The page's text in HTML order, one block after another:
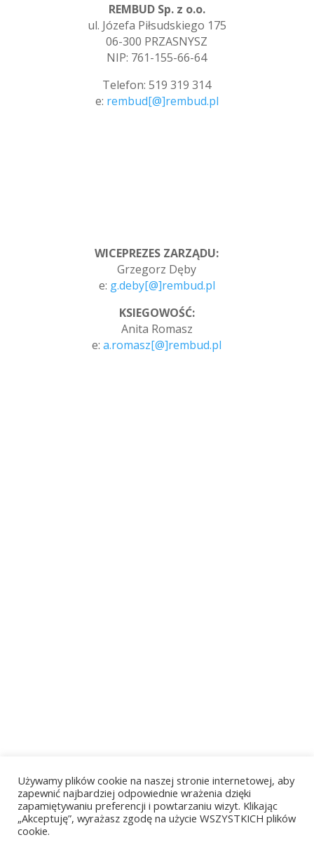
REMBUD Sp. z o.o.
ul. Józefa Piłsudskiego 175
06-300 PRZASNYSZ
NIP: 761-155-66-64
Telefon: 519 319 314
e: rembud[@]rembud.pl
WICEPREZES ZARZĄDU:
Grzegorz Dęby
e: g.deby[@]rembud.pl
KSIEGOWOŚĆ:
Anita Romasz
e:a.romasz[@]rembud.pl
Używamy plików cookie na naszej stronie internetowej, aby
zapewnić najbardziej odpowiednie wrażenia dzięki
zapamiętywaniu preferencji i powtarzaniu wizyt. Klikając
„Akceptuję”, wyrażasz zgodę na użycie WSZYSTKICH plików
cookie.